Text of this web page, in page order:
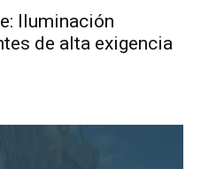
Iluminación
de alta exigencia